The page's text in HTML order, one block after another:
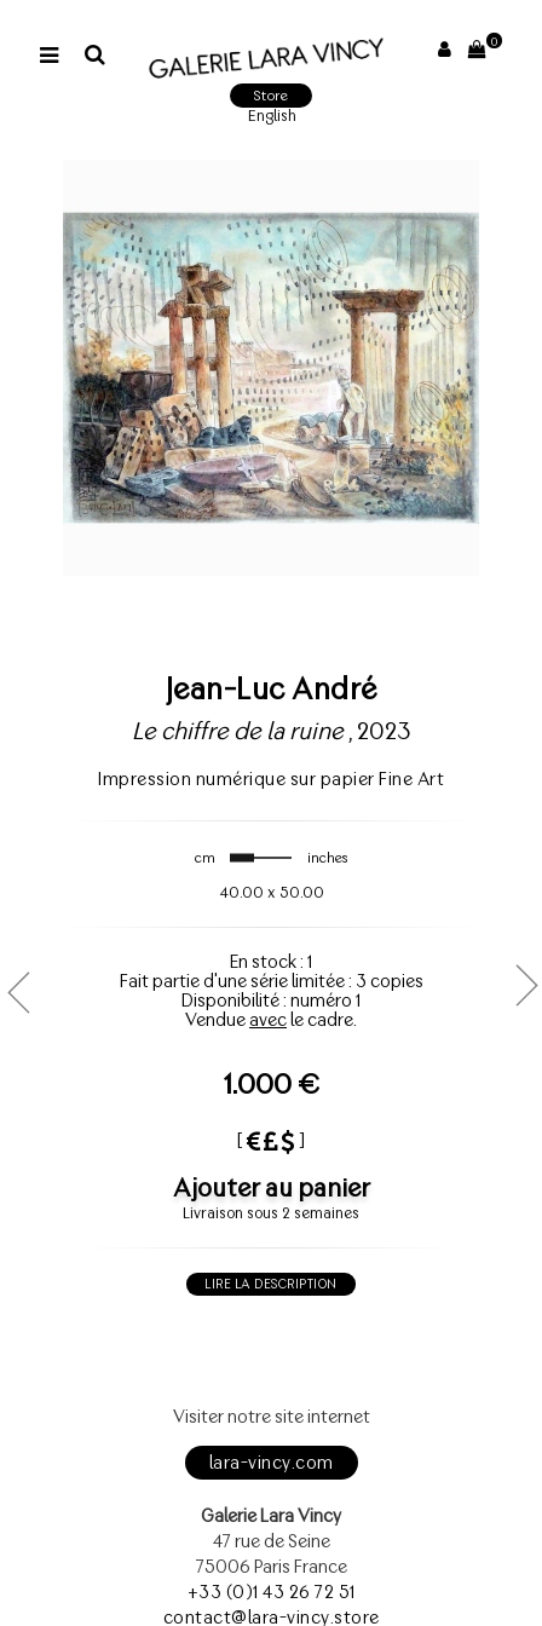
0
Store
English
Jean-Luc André
Le chiffre de la ruine, 2023
Impression numérique sur papier Fine Art
cm inches
40.00 x 50.00
En stock : 1
Fait partie d'une série limitée : 3 copies
Disponibilité : numéro 1
Vendueavecle cadre.
1.000 €
[ ]
Ajouter au panier
Livraison sous 2 semaines
LIRE LA DESCRIPTION
Visiter notre site internet
lara-vincy.com
Galerie Lara Vincy
47 rue de Seine
75006 Paris France
+33 (0)1 43 26 72 51
contact@lara-vincy.store